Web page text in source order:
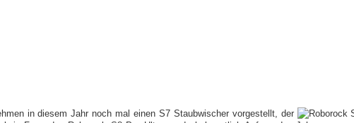
in diesem Jahr noch mal einen S7 Staubwischer vorgestellt, der